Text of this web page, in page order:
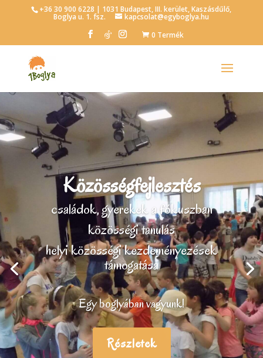
+36 30 900 6228 | 1031 Budapest, III. kerület, Kaszásdűlő,
Boglya u. 1. fsz.
kapcsolat@egyboglya.hu
0 Termék
Közösségfejlesztés
családok, gyerekek a fókuszban
közösségi tanulás
helyi közösségi kezdeményezések
támogatása
Egy boglyában vagyunk!
Részletek